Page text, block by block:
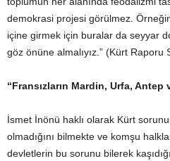
demokrasi projesi görülmez.
içine girmek için buralar da seyyar
göz önüne almalıyız.” (Kürt Raporu
“Fransızların Mardin, Urfa, Antep
İsmet İnönü haklı olarak Kürt
olmadığını bilmekte ve komşu
devletlerin bu sorunu bilerek